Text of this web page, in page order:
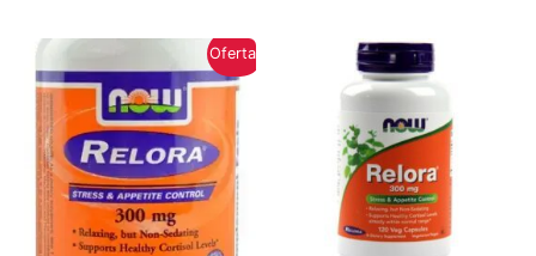
Oferta!